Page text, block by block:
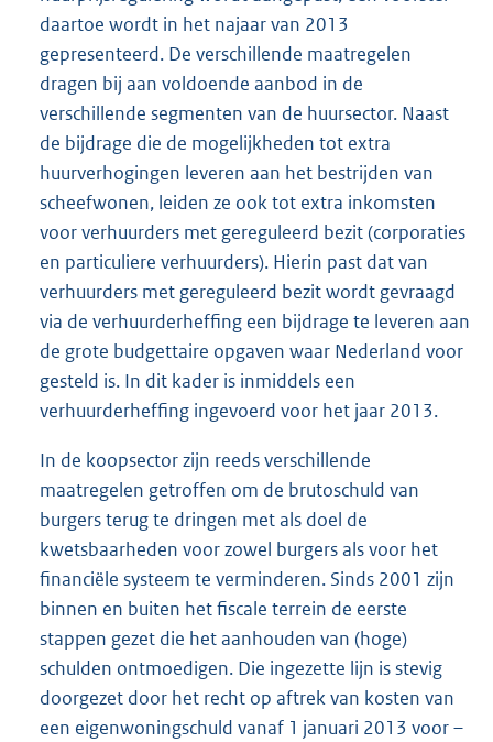
daartoe wordt in het najaar van 2013
gepresenteerd. De verschillende maatregelen
dragen bij aan voldoende aanbod in de
verschillende segmenten van de huursector. Naast
de bijdrage die de mogelijkheden tot extra
huurverhogingen leveren aan het bestrijden van
scheefwonen, leiden ze ook tot extra inkomsten
voor verhuurders met gereguleerd bezit (corporaties
en particuliere verhuurders). Hierin past dat van
verhuurders met gereguleerd bezit wordt gevraagd
via de verhuurderheffing een bijdrage te leveren aan
de grote budgettaire opgaven waar Nederland voor
gesteld is. In dit kader is inmiddels een
verhuurderheffing ingevoerd voor het jaar 2013.
In de koopsector zijn reeds verschillende
maatregelen getroffen om de brutoschuld van
burgers terug te dringen met als doel de
kwetsbaarheden voor zowel burgers als voor het
financiële systeem te verminderen. Sinds 2001 zijn
binnen en buiten het fiscale terrein de eerste
stappen gezet die het aanhouden van (hoge)
schulden ontmoedigen. Die ingezette lijn is stevig
doorgezet door het recht op aftrek van kosten van
een eigenwoningschuld vanaf 1 januari 2013 voor –